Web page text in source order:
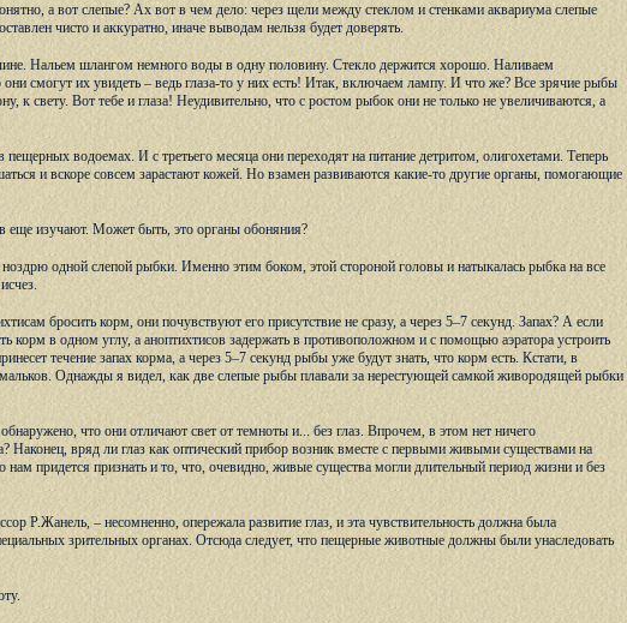
а вот слепые? Ах вот в чем дело: через щели между стеклом и стенками аквариума слепые
чисто и аккуратно, иначе выводам нельзя будет доверять.
Нальем шлангом немного воды в одну половину. Стекло держится хорошо. Наливаем
смогут их увидеть – ведь глаза-то у них есть! Итак, включаем лампу. И что же? Все зрячие рыбы
к свету. Вот тебе и глаза! Неудивительно, что с ростом рыбок они не только не увеличиваются, а
водоемах. И с третьего месяца они переходят на питание детритом, олигохетами. Теперь
и вскоре совсем зарастают кожей. Но взамен развиваются какие-то другие органы, помогающие
еще изучают. Может быть, это органы обоняния?
одной слепой рыбки. Именно этим боком, этой стороной головы и натыкалась рыбка на все
бросить корм, они почувствуют его присутствие не сразу, а через 5–7 секунд. Запах? А если
в одном углу, а аноптихтисов задержать в противоположном и с помощью аэратора устроить
течение запах корма, а через 5–7 секунд рыбы уже будут знать, что корм есть. Кстати, в
Однажды я видел, как две слепые рыбы плавали за нерестующей самкой живородящей рыбки
что они отличают свет от темноты и... без глаз. Впрочем, в этом нет ничего
Наконец, вряд ли глаз как оптический прибор возник вместе с первыми живыми существами на
придется признать и то, что, очевидно, живые существа могли длительный период жизни и без
Р.Жанель, – несомненно, опережала развитие глаз, и эта чувствительность должна была
зрительных органах. Отсюда следует, что пещерные животные должны были унаследовать